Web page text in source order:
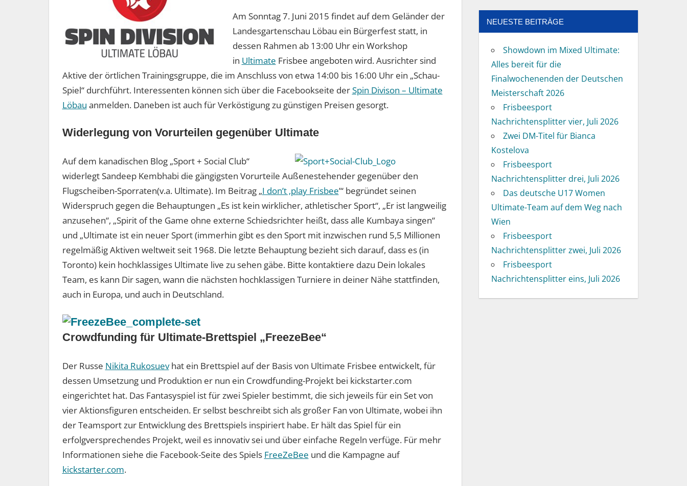
Am Sonntag 7. Juni 2015 findet auf dem Geländer der
Landesgartenschau Löbau ein Bürgerfest statt, in
dessen Rahmen ab 13:00 Uhr ein Workshop
in Ultimate Frisbee angeboten wird. Ausrichter sind
Aktive der örtlichen Trainingsgruppe, die im Anschluss von etwa 14:00 bis 16:00 Uhr ein „Schau-
Spiel“ durchführt. Interessenten können sich über die Facebookseite derSpin Divison – Ultimate
Löbau anmelden. Daneben ist auch für Verköstigung zu günstigen Preisen gesorgt.
Widerlegung von Vorurteilen gegenüber Ultimate
Auf dem kanadischen Blog „Sport + Social Club“
widerlegt Sandeep Kembhabi die gängigsten Vorurteile Außenestehender gegenüber den
Flugscheiben-Sporraten(v.a. Ultimate). Im Beitrag „I don’t ‚play Frisbee’“ begründet seinen
Widerspruch gegen die Behauptungen „Es ist kein wirklicher, athletischer Sport“, „Er ist langweilig
anzusehen“, „Spirit of the Game ohne externe Schiedsrichter heißt, dass alle Kumbaya singen“
und „Ultimate ist ein neuer Sport (immerhin gibt es den Sport mit inzwischen rund 5,5 Millionen
regelmäßig Aktiven weltweit seit 1968. Die letzte Behauptung bezieht sich darauf, dass es (in
Toronto) kein hochklassiges Ultimate live zu sehen gäbe. Bitte kontaktiere dazu Dein lokales
Team, es kann Dir sagen, wann die nächsten hochklassigen Turniere in deiner Nähe stattfinden,
auch in Europa, und auch in Deutschland.
Crowdfunding für Ultimate-Brettspiel „FreezeBee“
Der Russe Nikita Rukosuevhat ein Brettspiel auf der Basis von Ultimate Frisbee entwickelt, für
dessen Umsetzung und Produktion er nun ein Crowdfunding-Projekt bei kickstarter.com
eingerichtet hat. Das Fantasyspiel ist für zwei Spieler bestimmt, die sich jeweils für ein Set von
vier Aktionsfiguren entscheiden. Er selbst beschreibt sich als großer Fan von Ultimate, wobei ihn
der Teamsport zur Entwicklung des Brettspiels inspiriert habe. Er hält das Spiel für ein
erfolgversprechendes Projekt, weil es innovativ sei und über einfache Regeln verfüge. Für mehr
Informationen siehe die Facebook-Seite des Spiels FreeZeBee und die Kampagne auf
kickstarter.com.
NEUESTE BEITRÄGE
Showdown im Mixed Ultimate:
Alles bereit für die
Finalwochenenden der Deutschen
Meisterschaft 2026
Frisbeesport
Nachrichtensplitter vier, Juli 2026
Zwei DM-Titel für Bianca
Kostelova
Frisbeesport
Nachrichtensplitter drei, Juli 2026
Das deutsche U17 Women
Ultimate-Team auf dem Weg nach
Wien
Frisbeesport
Nachrichtensplitter zwei, Juli 2026
Frisbeesport
Nachrichtensplitter eins, Juli 2026